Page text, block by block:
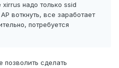
надо только ssid
воткнуть, все заработает
потребуется
позволить сделать